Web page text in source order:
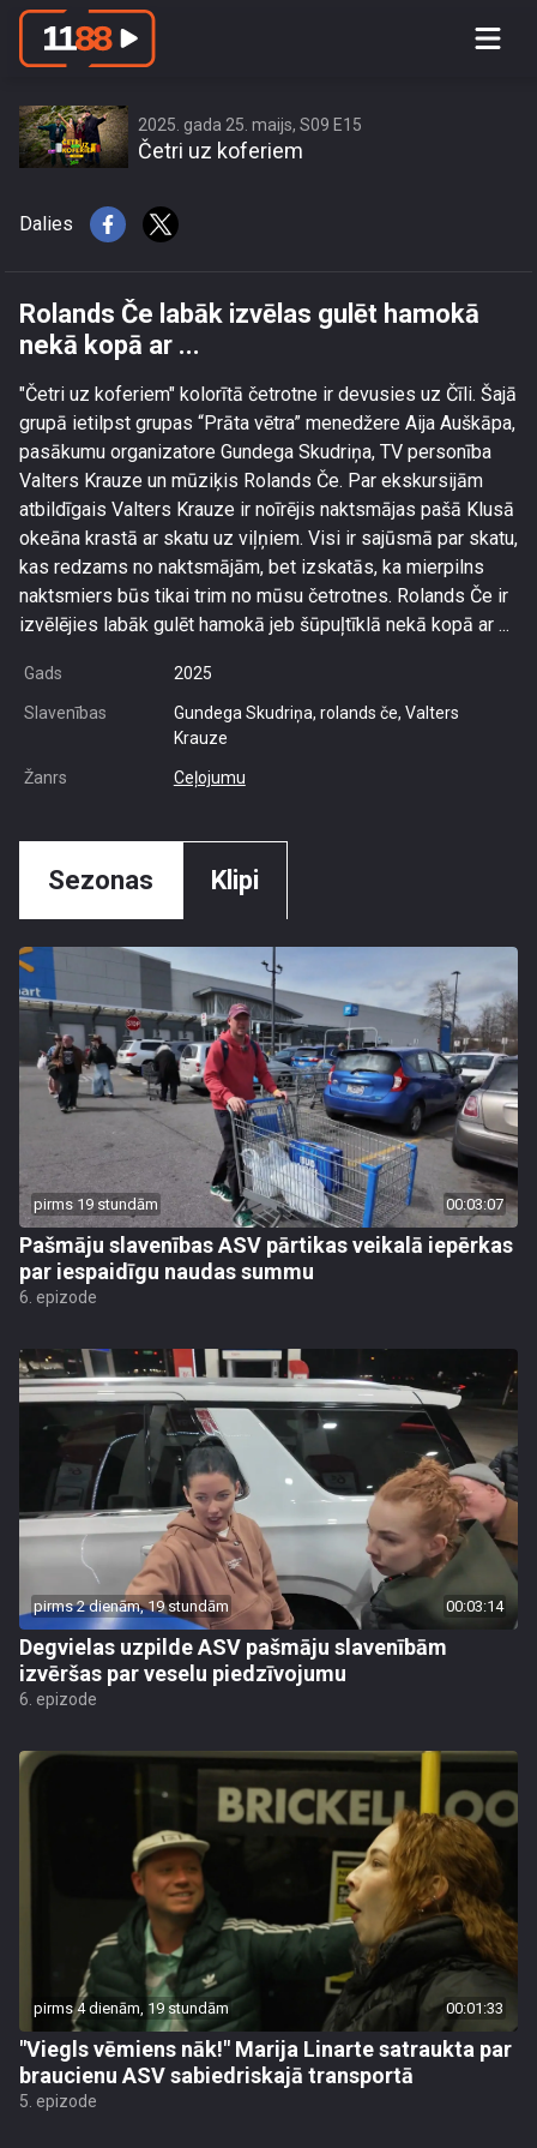
Rolands Če labāk izvēlas gulēt
2025. gada 25. maijs, S09 E15
Četri uz koferiem
Dalies
Rolands Če labāk izvēlas gulēt hamokā
nekā kopā ar ...
"Četri uz koferiem" kolorītā četrotne ir devusies uz Čīli. Šajā
grupā ietilpst grupas “Prāta vētra” menedžere Aija Auškāpa,
pasākumu organizatore Gundega Skudriņa, TV personība
Valters Krauze un mūziķis Rolands Če. Par ekskursijām
atbildīgais Valters Krauze ir noīrējis naktsmājas pašā Klusā
okeāna krastā ar skatu uz viļņiem. Visi ir sajūsmā par skatu,
kas redzams no naktsmājām, bet izskatās, ka mierpilns
naktsmiers būs tikai trim no mūsu četrotnes. Rolands Če ir
izvēlējies labāk gulēt hamokā jeb šūpuļtīklā nekā kopā ar ...
Gads 2025
Slavenības
Gundega Skudriņa, rolands če, Valters
Krauze
Žanrs Ceļojumu
Sezonas Klipi
pirms 19 stundām 00:03:07
Pašmāju slavenības ASV pārtikas veikalā iepērkas
par iespaidīgu naudas summu
6. epizode
pirms 2 dienām, 19 stundām 00:03:14
Degvielas uzpilde ASV pašmāju slavenībām
izvēršas par veselu piedzīvojumu
6. epizode
pirms 4 dienām, 19 stundām 00:01:33
"Viegls vēmiens nāk!" Marija Linarte satraukta par
braucienu ASV sabiedriskajā transportā
5. epizode